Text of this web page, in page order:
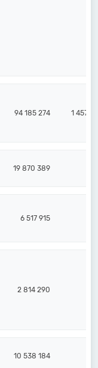
94 185 274 1 457
19 870 389
6 517 915
2 814 290
10 538 184